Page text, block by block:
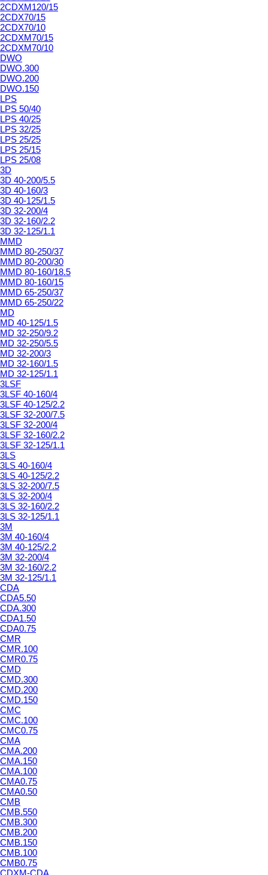
2CDXM120/15
2CDX70/15
2CDX70/10
2CDXM70/15
2CDXM70/10
DWO
DWO.300
DWO.200
DWO.150
LPS
LPS 50/40
LPS 40/25
LPS 32/25
LPS 25/25
LPS 25/15
LPS 25/08
3D
3D 40-200/5.5
3D 40-160/3
3D 40-125/1.5
3D 32-200/4
3D 32-160/2.2
3D 32-125/1.1
MMD
MMD 80-250/37
MMD 80-200/30
MMD 80-160/18.5
MMD 80-160/15
MMD 65-250/37
MMD 65-250/22
MD
MD 40-125/1.5
MD 32-250/9.2
MD 32-250/5.5
MD 32-200/3
MD 32-160/1.5
MD 32-125/1.1
3LSF
3LSF 40-160/4
3LSF 40-125/2.2
3LSF 32-200/7.5
3LSF 32-200/4
3LSF 32-160/2.2
3LSF 32-125/1.1
3LS
3LS 40-160/4
3LS 40-125/2.2
3LS 32-200/7.5
3LS 32-200/4
3LS 32-160/2.2
3LS 32-125/1.1
3M
3M 40-160/4
3M 40-125/2.2
3M 32-200/4
3M 32-160/2.2
3M 32-125/1.1
CDA
CDA5.50
CDA.300
CDA1.50
CDA0.75
CMR
CMR.100
CMR0.75
CMD
CMD.300
CMD.200
CMD.150
CMC
CMC.100
CMC0.75
CMA
CMA.200
CMA.150
CMA.100
CMA0.75
CMA0.50
CMB
CMB.550
CMB.300
CMB.200
CMB.150
CMB.100
CMB0.75
CDXM-CDA